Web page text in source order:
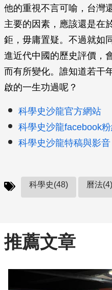
他的重視不言可喻，台灣
主要的因素，應該還是在
鉅，毋庸置疑。不過就如
進近代中國的歷史評價，
而有所變化。誰知道若干
啟的一生功過呢？
科學史沙龍官方網站
科學史沙龍facebook
科學史沙龍特稿與影音
科學史(48) 曆法(4)
推薦文章